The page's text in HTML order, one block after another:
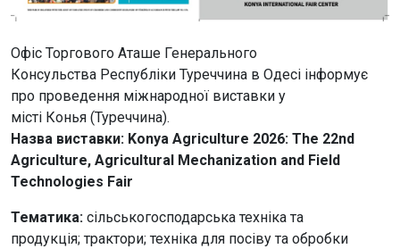
Офіс Торгового Аташе Генерального
Консульства Республіки Туреччина в Одесі інформує
про проведення міжнародної виставки у
місті Конья (Туреччина).
Назва виставки: Konya Agriculture 2026: The 22nd
Agriculture, Agricultural Mechanization and Field
Technologies Fair
Тематика: сільськогосподарська техніка та
продукція; трактори; техніка для посіву та обробки